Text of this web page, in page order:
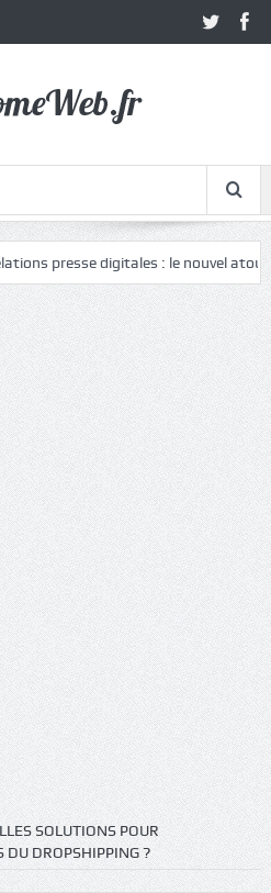
digitales : le nouvel atout des
SOLUTIONS POUR
DU DROPSHIPPING ?